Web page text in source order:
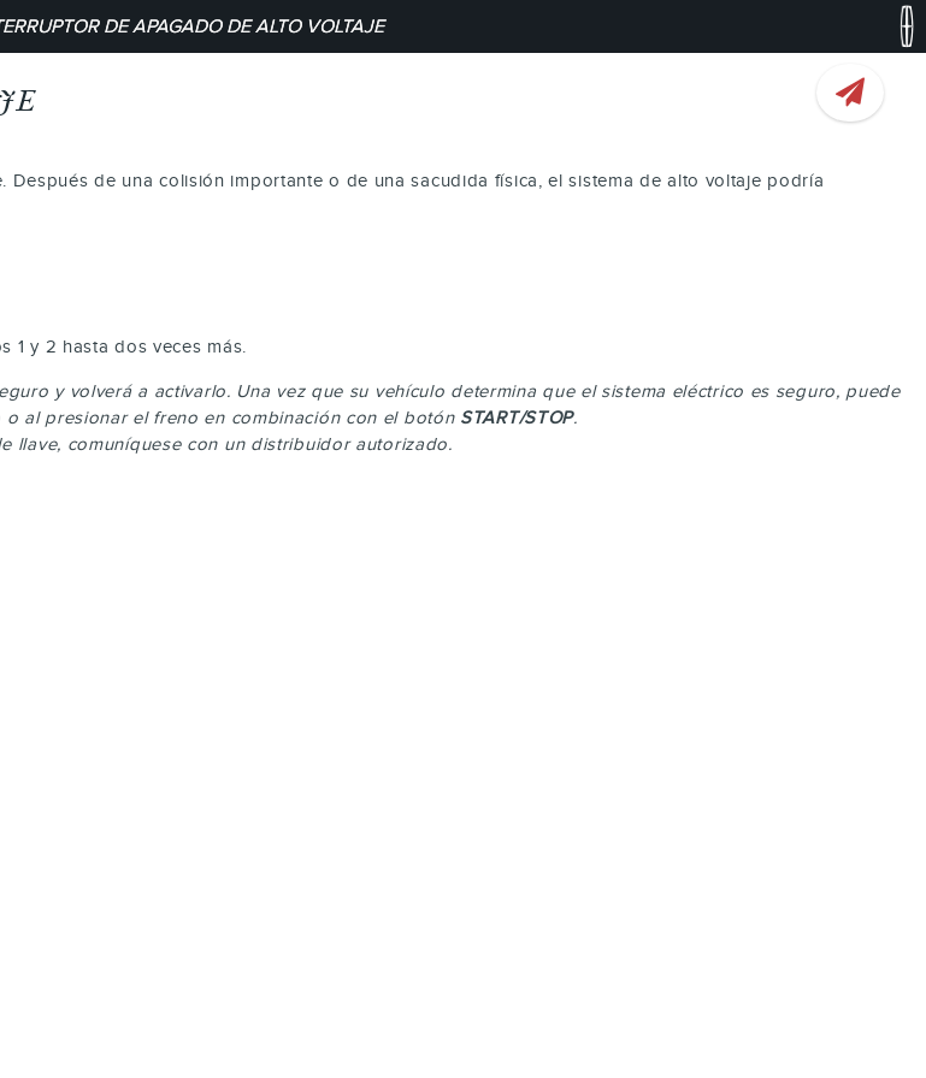
DE APAGADO DE ALTO VOLTAJE
de una colisión importante o de una sacudida física, el sistema de alto voltaje podría
1 y 2 hasta dos veces más.
y volverá a activarlo. Una vez que su vehículo determina que el sistema eléctrico es seguro, puede
al presionar el freno en combinación con el botón START/STOP.
llave, comuníquese con un distribuidor autorizado.